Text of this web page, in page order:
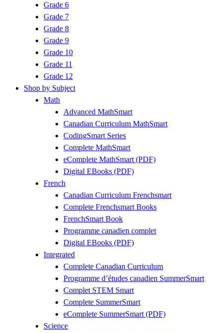
Grade 6
Grade 7
Grade 8
Grade 9
Grade 10
Grade 11
Grade 12
Shop by Subject
Math
Advanced MathSmart
Canadian Curriculum MathSmart
CodingSmart Series
Complete MathSmart
eComplete MathSmart (PDF)
Digital EBooks (PDF)
French
Canadian Curriculum Frenchsmart
Complete Frenchsmart Books
FrenchSmart Book
Programme canadien complet
Digital EBooks (PDF)
Integrated
Complete Canadian Curriculum
Programme d’études canadien SummerSmart
Complet STEM Smart
Complete SummerSmart
eComplete SummerSmart (PDF)
Science